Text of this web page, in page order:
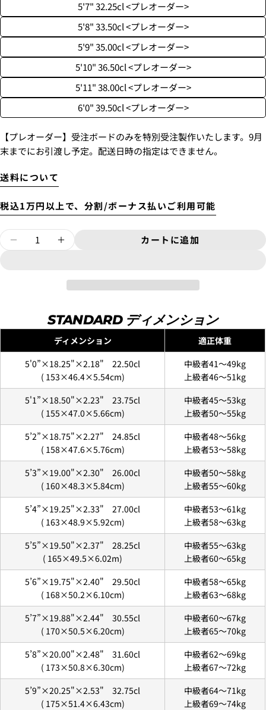
5'7" 32.25cl <プレオーダー>
5'8" 33.50cl <プレオーダー>
5'9" 35.00cl <プレオーダー>
5'10" 36.50cl <プレオーダー>
5'11" 38.00cl <プレオーダー>
6'0" 39.50cl <プレオーダー>
【プレオーダー】受注ボードのみを特別受注製作いたします。9月
末までにお引渡し予定。配送日時の指定はできません。
送料について
〜6'9"
新品 ¥8,800
USED ¥9,900
6'10"〜
新品
¥11,000
USED
税込1万円以上で、分割/ボーナス払いご利用可能
い」または「ボーナス一括払い」で商品を購入するこ
とができます。
1.これまでに、Luvsurfでお買い物をしたことがある
方(2025年9月以降)
クしてください
2. メアドの横に表示されています、3点をタップしま
す。
3.「ゲストとして、チェックアウトします。」を選択
します。
量
『RNF TWINZER+ ’96ER』XLディメンショ
『RNF TWINZER+ ’96ER』XLディ
カートに追加
STANDARD ディメンション
ディメンション
適正体重
5'0”×18.25"×2.18" 22.50cl
( 153×46.4×5.54cm)
中級者41〜49kg
上級者46〜51kg
5'1”×18.50"×2.23" 23.75cl
( 155×47.0×5.66cm)
中級者45〜53kg
上級者50〜55kg
5’2”×18.75"×2.27" 24.85cl
( 158×47.6×5.76cm)
中級者48〜56kg
上級者53〜58kg
5’3”×19.00"×2.30" 26.00cl
( 160×48.3×5.84cm)
中級者50〜58kg
上級者55〜60kg
5’4”×19.25"×2.33" 27.00cl
( 163×48.9×5.92cm)
中級者53〜61kg
上級者58〜63kg
5’5”×19.50"×2.37" 28.25cl
( 165×49.5×6.02m)
中級者55〜63kg
上級者60〜65kg
5’6”×19.75"×2.40" 29.50cl
( 168×50.2×6.10cm)
中級者58〜65kg
上級者63〜68kg
5’7”×19.88"×2.44" 30.55cl
( 170×50.5×6.20cm)
中級者60〜67kg
上級者65〜70kg
5’8”×20.00"×2.48" 31 .60cl
( 173×50.8×6.30cm)
中級者62〜69kg
上級者67〜72kg
5’9”×20.25"×2.53" 32.75cl
( 175×51.4×6.43cm)
中級者64〜71kg
上級者69〜74kg